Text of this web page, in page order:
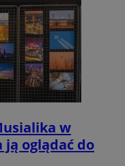
w
ją oglądać do